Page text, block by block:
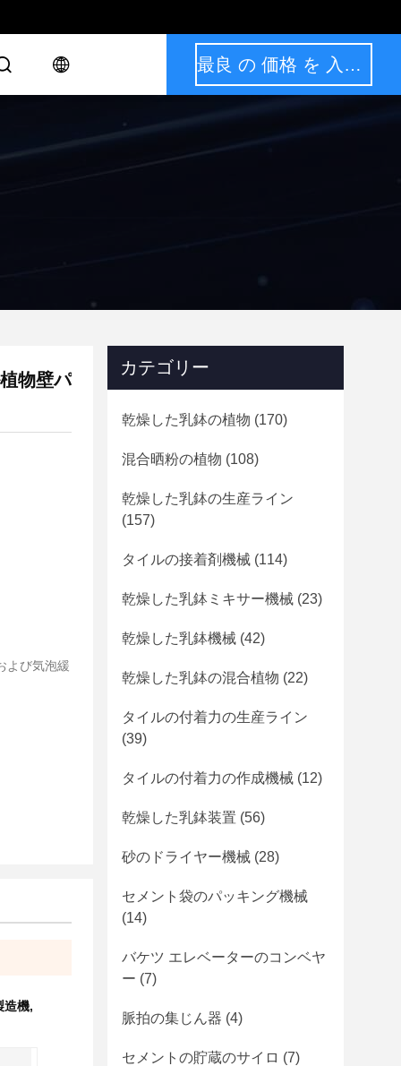
最良 の 価格 を 入手 する
物壁パ
よび気泡緩
造機,
カテゴリー
乾燥した乳鉢の植物 (170)
混合晒粉の植物 (108)
乾燥した乳鉢の生産ライン
(157)
タイルの接着剤機械 (114)
乾燥した乳鉢ミキサー機械 (23)
乾燥した乳鉢機械 (42)
乾燥した乳鉢の混合植物 (22)
タイルの付着力の生産ライン
(39)
タイルの付着力の作成機械 (12)
乾燥した乳鉢装置 (56)
砂のドライヤー機械 (28)
セメント袋のパッキング機械
(14)
バケツ エレベーターのコンベヤ
ー (7)
脈拍の集じん器 (4)
セメントの貯蔵のサイロ (7)